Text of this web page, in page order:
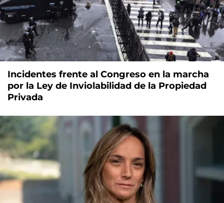
Incidentes frente al Congreso en la marcha
por la Ley de Inviolabilidad de la Propiedad
Privada